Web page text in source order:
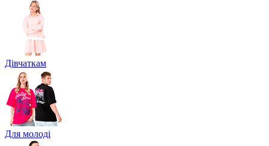
Дівчаткам
Для молоді